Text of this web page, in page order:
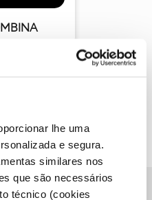
lhe uma
e segura.
similares nos
que são necessários
técnico (cookies
de junho